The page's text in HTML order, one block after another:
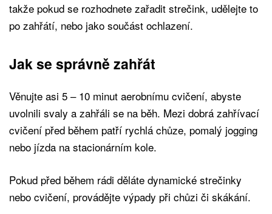
takže pokud se rozhodnete zařadit strečink, udělejte to
po zahřátí, nebo jako součást ochlazení.
Jak se správně zahřát
Věnujte asi 5 – 10 minut aerobnímu cvičení, abyste
uvolnili svaly a zahřáli se na běh. Mezi dobrá zahřívací
cvičení před během patří rychlá chůze, pomalý jogging
nebo jízda na stacionárním kole.
Pokud před během rádi děláte dynamické strečinky
nebo cvičení, provádějte výpady při chůzi či skákání.